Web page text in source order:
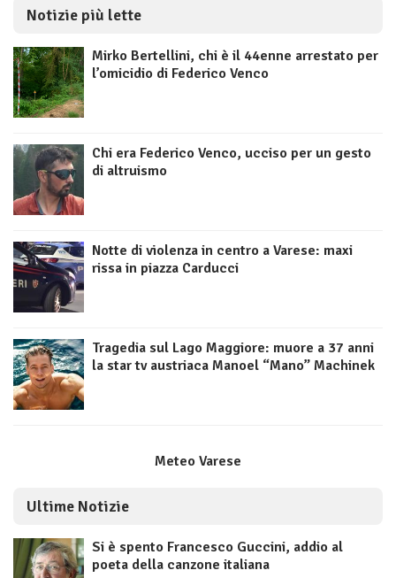
Notizie più lette
Mirko Bertellini, chi è il 44enne arrestato per
l’omicidio di Federico Venco
Chi era Federico Venco, ucciso per un gesto
di altruismo
Notte di violenza in centro a Varese: maxi
rissa in piazza Carducci
Tragedia sul Lago Maggiore: muore a 37 anni
la star tv austriaca Manoel “Mano” Machinek
Meteo Varese
Ultime Notizie
Si è spento Francesco Guccini, addio al
poeta della canzone italiana